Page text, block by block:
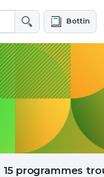
Bottin
15 programmes